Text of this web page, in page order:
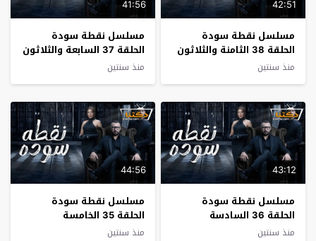
42:51
مسلسل نقطة سودة
الحلقة 38 الثامنة والثلاثون
منذ سنتين
41:56
مسلسل نقطة سودة
الحلقة 37 السابعة والثلاثون
منذ سنتين
43:12
مسلسل نقطة سودة
الحلقة 36 السادسة
والثلاثون
منذ سنتين
44:56
مسلسل نقطة سودة
الحلقة 35 الخامسة
والثلاثون
منذ سنتين